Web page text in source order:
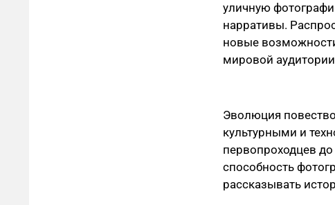
уличную
нарративы.
новые
мировой
Эволюция
культурными и
первопроходцев
способность
рассказывать